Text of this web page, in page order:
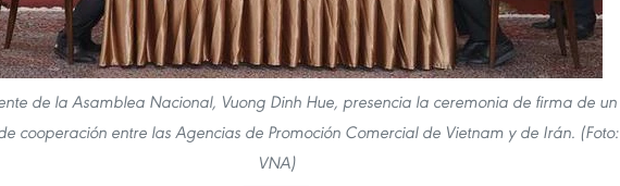
de la Asamblea Nacional, Vuong Dinh Hue, presencia la ceremonia de firma de un
cooperación entre las Agencias de Promoción Comercial de Vietnam y de Irán. (Foto:
VNA)